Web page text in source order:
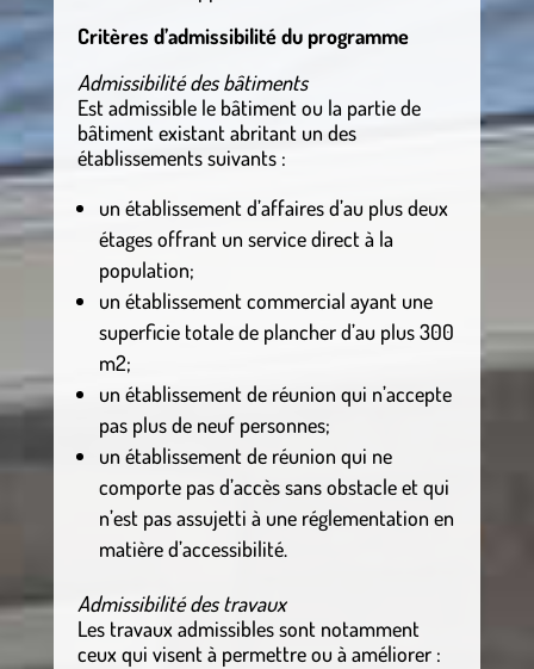
Critères d’admissibilité du programme
Admissibilité des bâtiments
Est admissible le bâtiment ou la partie de
bâtiment existant abritant un des
établissements suivants :
un établissement d’affaires d’au plus deux
étages offrant un service direct à la
population;
un établissement commercial ayant une
superficie totale de plancher d’au plus 300
m2;
un établissement de réunion qui n’accepte
pas plus de neuf personnes;
un établissement de réunion qui ne
comporte pas d’accès sans obstacle et qui
n’est pas assujetti à une réglementation en
matière d’accessibilité.
Admissibilité des travaux
Les travaux admissibles sont notamment
ceux qui visent à permettre ou à améliorer :